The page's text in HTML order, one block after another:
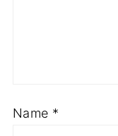
Name *